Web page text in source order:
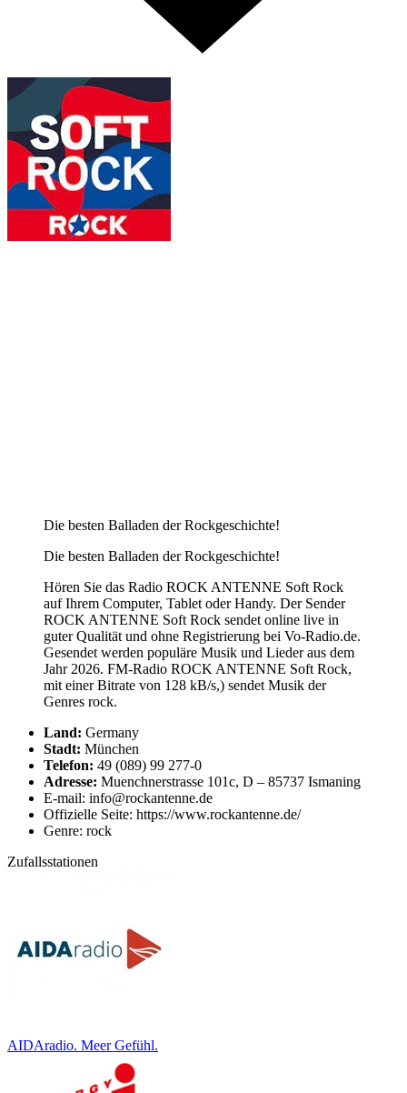
Die besten Balladen der Rockgeschichte!
Die besten Balladen der Rockgeschichte!
Hören Sie das Radio ROCK ANTENNE Soft Rock
auf Ihrem Computer, Tablet oder Handy. Der Sender
ROCK ANTENNE Soft Rock sendet online live in
guter Qualität und ohne Registrierung bei Vo-Radio.de.
Gesendet werden populäre Musik und Lieder aus dem
Jahr 2026. FM-Radio ROCK ANTENNE Soft Rock,
mit einer Bitrate von 128 kB/s,) sendet Musik der
Genres rock.
Land: Germany
Stadt: München
Telefon: 49 (089) 99 277-0
Adresse: Muenchnerstrasse 101c, D – 85737 Ismaning
E-mail: info@rockantenne.de
Offizielle Seite: https://www.rockantenne.de/
Genre: rock
Zufallsstationen
AIDAradio. Meer Gefühl.